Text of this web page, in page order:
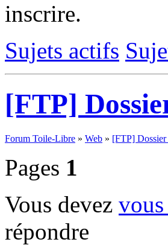
inscrire.
Sujets actifs
[FTP]
Forum Toile-Libre » Web » [FTP]
Pages 1
Vous devez
répondre